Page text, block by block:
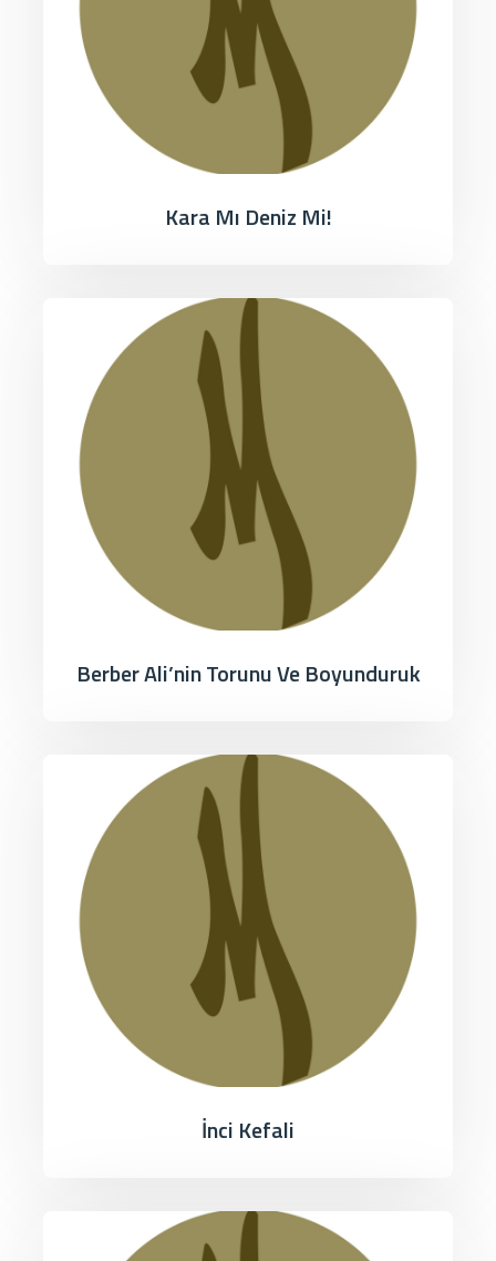
Kara Mı Deniz Mi!
Berber Ali’nin Torunu Ve Boyunduruk
İnci Kefali